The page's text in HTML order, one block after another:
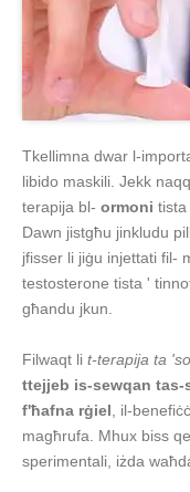
Tkellimna dwar l-
libido maskili. Jekk
terapija bl- ormoni tista
Dawn jistgħu jinkludu
jfisser li jiġu injettati fil-
testosterone tista '
għandu jkun.
Filwaqt li t-terapija ta
ttejjeb is-sewqan tas-
f'ħafna rġiel, il-
magħrufa. Mhux biss
sperimentali, iżda